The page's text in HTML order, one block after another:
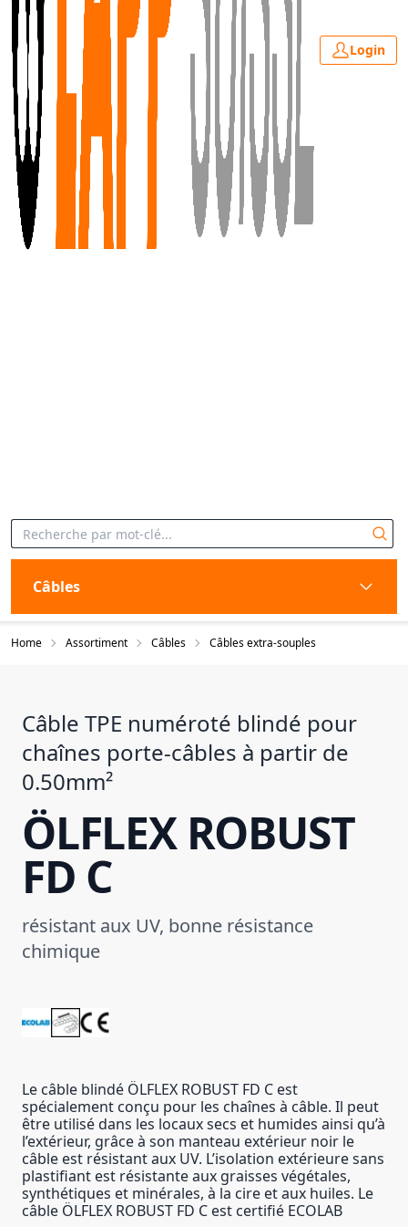
Login
Câbles
Home Assortiment Câbles Câbles extra-souples
Câble TPE numéroté blindé pour
chaînes porte-câbles à partir de
0.50mm²
ÖLFLEX ROBUST
FD C
résistant aux UV, bonne résistance
chimique
Le câble blindé ÖLFLEX ROBUST FD C est
spécialement conçu pour les chaînes à câble. Il peut
être utilisé dans les locaux secs et humides ainsi qu’à
l’extérieur, grâce à son manteau extérieur noir le
câble est résistant aux UV. L’isolation extérieure sans
plastifiant est résistante aux graisses végétales,
synthétiques et minérales, à la cire et aux huiles. Le
câble ÖLFLEX ROBUST FD C est certifié ECOLAB